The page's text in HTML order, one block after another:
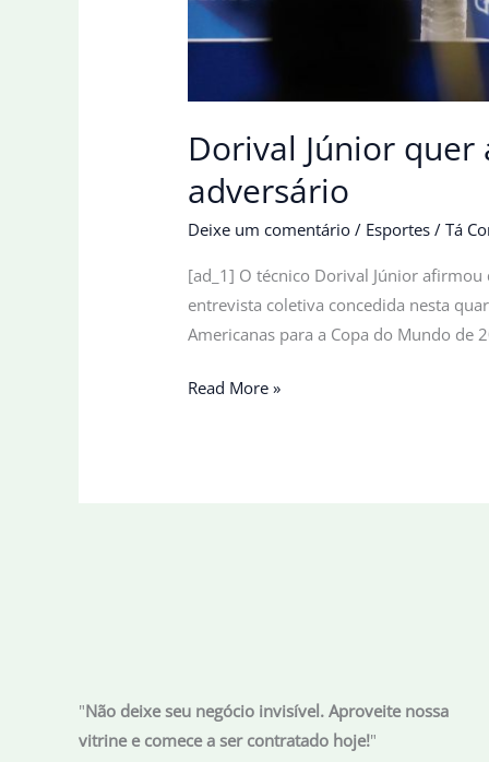
Dorival Júnior
adversário
Deixe um comentário / Esportes /Tá
[ad_1] O técnico Dorival Júnior
entrevista coletiva concedida nesta
Americanas para a Copa do Mundo de
Dorival
Read More »
"Não deixe seu negócio invisível. Aproveite nossa
vitrine e comece a ser contratado hoje!"